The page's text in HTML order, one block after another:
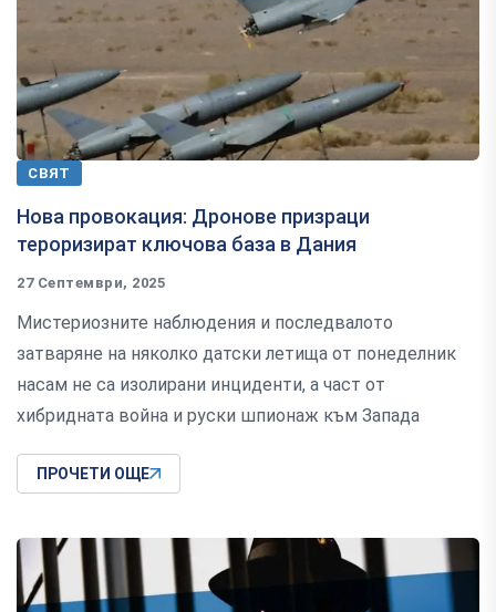
СВЯТ
Нова провокация: Дронове призраци
тероризират ключова база в Дания
27 Септември, 2025
Мистериозните наблюдения и последвалото
затваряне на няколко датски летища от понеделник
насам не са изолирани инциденти, а част от
хибридната война и руски шпионаж към Запада
ПРОЧЕТИ ОЩЕ